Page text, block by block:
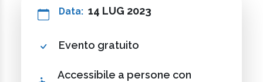
Data: 14 LUG 2023
Evento gratuito
Accessibile a persone con